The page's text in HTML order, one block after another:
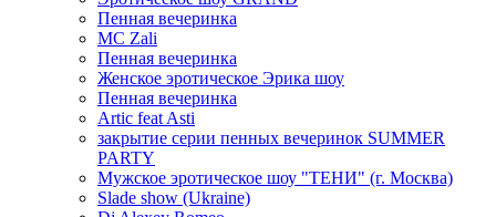
Пенная вечеринка
MC Zali
Пенная вечеринка
Женское эротическое Эрика шоу
Пенная вечеринка
Artic feat Asti
закрытие серии пенных вечеринок SUMMER
PARTY
Мужское эротическое шоу "ТЕНИ" (г. Москва)
Slade show (Ukraine)